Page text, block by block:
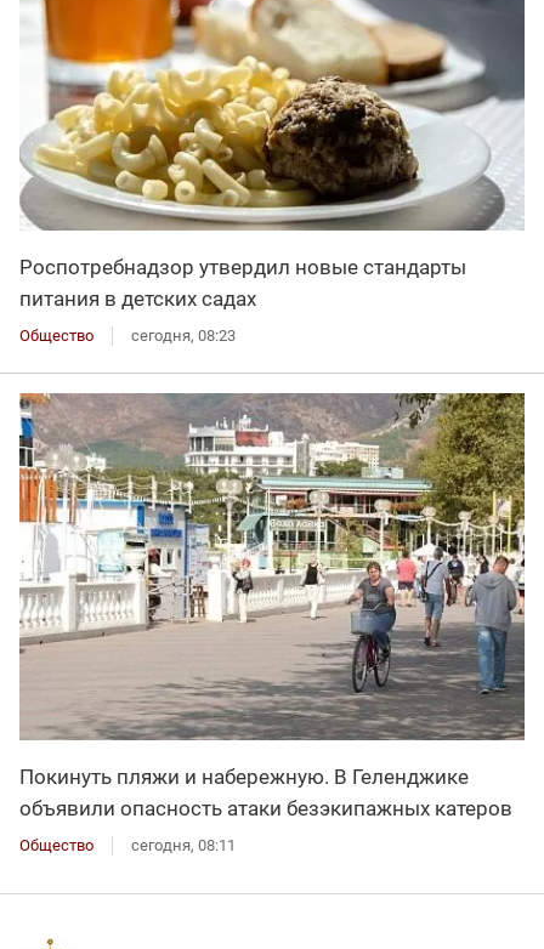
Роспотребнадзор утвердил новые стандарты
питания в детских садах
Общество сегодня, 08:23
Покинуть пляжи и набережную. В Геленджике
объявили опасность атаки безэкипажных катеров
Общество сегодня, 08:11